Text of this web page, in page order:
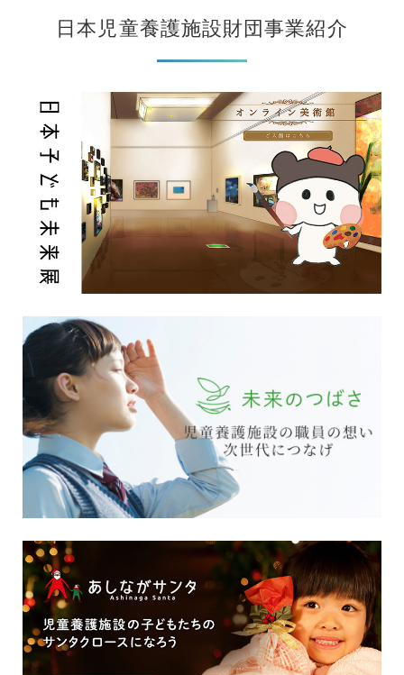
日本児童養護施設財団事業紹介